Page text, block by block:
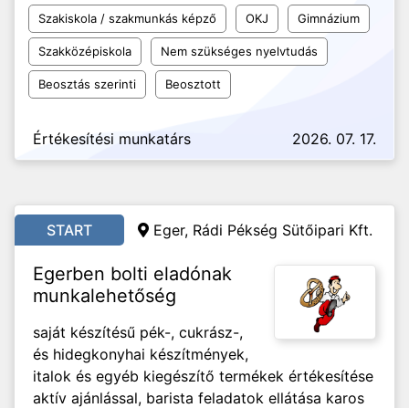
Szakiskola / szakmunkás képző OKJ Gimnázium
Szakközépiskola Nem szükséges nyelvtudás
Beosztás szerinti Beosztott
Értékesítési munkatárs 2026. 07. 17.
START Eger, Rádi Pékség Sütőipari Kft.
Egerben bolti eladónak
munkalehetőség
saját készítésű pék-, cukrász-,
és hidegkonyhai készítmények,
italok és egyéb kiegészítő termékek értékesítése
aktív ajánlással, barista feladatok ellátása karos